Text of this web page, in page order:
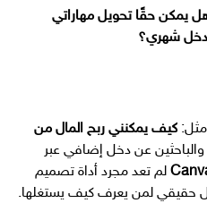
يمكن حقًا تحويل مهاراتي
دخل شهري؟
كيف يمكنني ربح المال من
والباحثين عن دخل إضافي عبر
لم تعد مجرد أداة تصميم
حقيقي لمن يعرف كيف يستغلها.